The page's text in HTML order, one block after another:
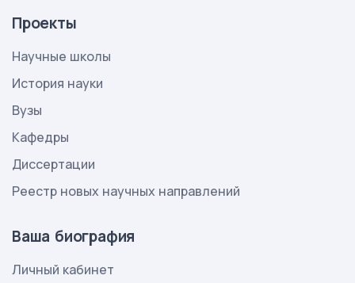
Проекты
Научные школы
История науки
Вузы
Кафедры
Диссертации
Реестр новых научных направлений
Ваша биография
Личный кабинет